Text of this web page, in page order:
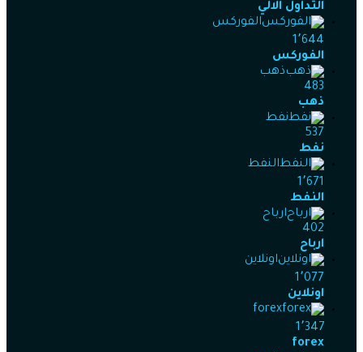
التداول الالي
الفوركس
1٬644
الفوركس
ذهب
483
ذهب
نفط
537
نفط
النفط
1٬671
النفط
ارباح
402
ارباح
اونلاين
1٬077
اونلاين
forex
1٬347
forex